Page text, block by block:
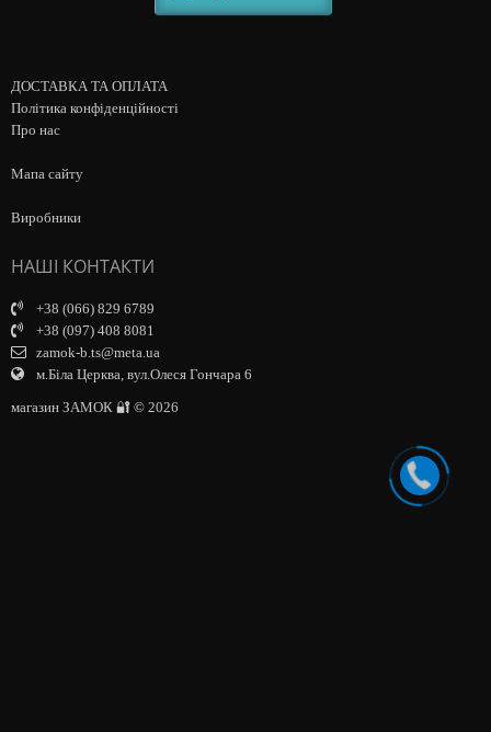
ДОСТАВКА ТА ОПЛАТА
Політика конфіденційності
Про нас
Мапа сайту
Виробники
НАШІ КОНТАКТИ
+38 (066) 829 6789
+38 (097) 408 8081
zamok-b.ts@meta.ua
м.Біла Церква, вул.Олеся Гончара 6
магазин ЗАМОК 🔐 © 2026